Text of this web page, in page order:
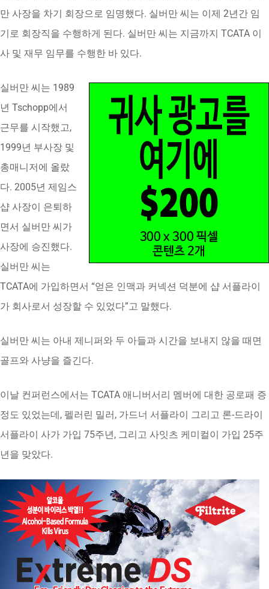
만 사장을 차기 회장으로 임명했다. 실버만 씨는 이제 2년간 임
기로 회장직을 수행하게 된다. 실버만 씨는 지금까지 TCATA 이
사 및 재무 임무를 수행한 바 있다.
실버만 씨는 1989
년 Tschopp에서
근무를 시작했고,
1999년 부사장 및
총매니저에 올랐
다. 2005년 제임스
샵 사장이 은퇴하
면서 실버만 씨가
사장에 승진했다.
실버만 씨는
TCATA에 가입하면서 “얻은 인맥과 커넥션 덕분에 샵 서플라이
가 회사로서 성장할 수 있었다”고 말했다.
실버만 씨는 아내 제니퍼와 두 아들과 시간을 보내지 않을 때면
골프와 사냥을 즐긴다.
이날 컨퍼런스에서는 TCATA 애니버서리 멤버에 대한 공로패 증
정도 있었는데, 펠러린 밀러, 가드너 서플라이 그리고 론-드라이
서플라이 사가 가입 75주년, 그리고 사잇츠 케미컬이 가입 25주
년을 맞았다.